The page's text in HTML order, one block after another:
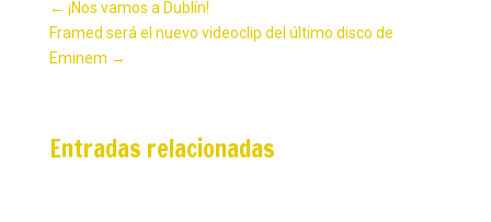
← ¡Nos vamos a Dublín!
Framed será el nuevo videoclip del último disco de
Eminem →
Entradas relacionadas